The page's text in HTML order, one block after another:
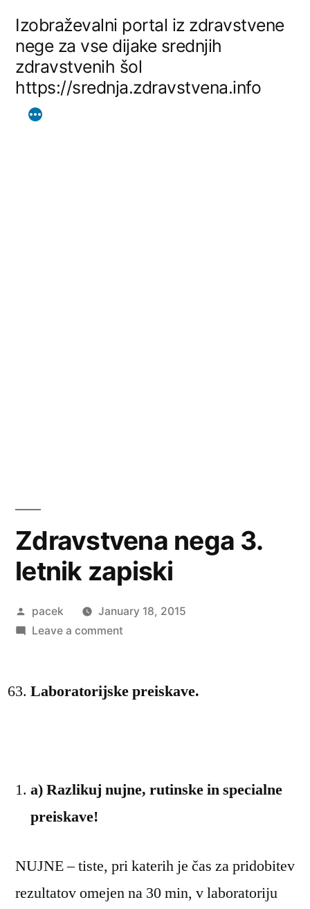
content
Izobraževalni portal iz zdravstvene
nege za vse dijake srednjih
zdravstvenih šol
https://srednja.zdravstvena.info
Zdravstvena nega 3.
letnik zapiski
Posted
by
pacek
January 18, 2015
Leave a commenton
3.
Laboratorijske preiskave.
a) Razlikuj nujne, rutinske in specialne
preiskave!
NUJNE – tiste, pri katerih je čas za pridobitev
rezultatov omejen na 30 min, v laboratoriju